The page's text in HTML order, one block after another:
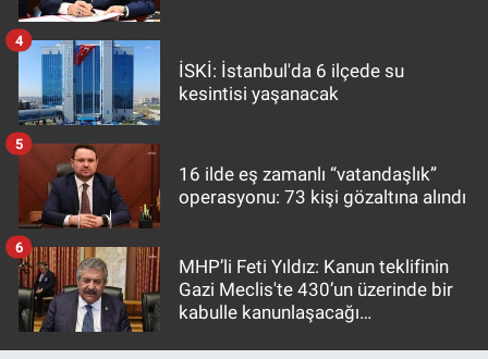
İSKİ: İstanbul'da 6 ilçede su
kesintisi yaşanacak
4
16 ilde eş zamanlı “vatandaşlık”
operasyonu: 73 kişi gözaltına alındı
5
MHP’li Feti Yıldız: Kanun teklifinin
Gazi Meclis'te 430’un üzerinde bir
kabulle kanunlaşacağı
6